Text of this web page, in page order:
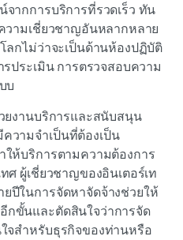
ากการบริการที่รวดเร็ว ทัน
วามเชี่ยวชาญอันหลากหลาย
ลกไม่ว่าจะเป็นด้านห้องปฏิบัติ
ประเมิน การตรวจสอบความ
บ
ยงานบริการและสนับสนุน
วามจำเป็นที่ต้องเป็น
ให้บริการตามความต้องการ
ศ ผู้เชี่ยวชาญของอินเตอร์เท
ปีในการจัดหาจัดจ้างช่วยให้
กขั้นและตัดสินใจว่าการจัด
จสำหรับธุรกิจของท่านหรือ